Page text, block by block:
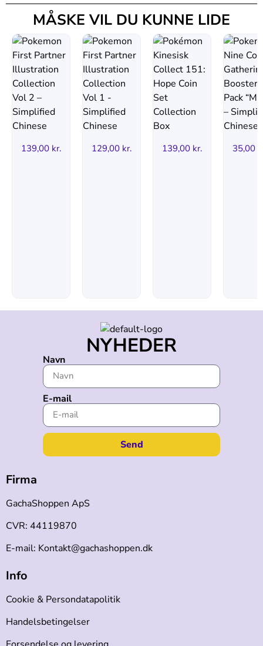
MÅSKE VIL DU KUNNE LIDE
139,00 kr. 129,00 kr. 139,00 kr. 35,00
NYHEDER
Navn
E-mail
Send
Firma
GachaShoppen ApS
CVR: 44119870
E-mail: Kontakt@gachashoppen.dk
Info
Cookie & Persondatapolitik
Handelsbetingelser